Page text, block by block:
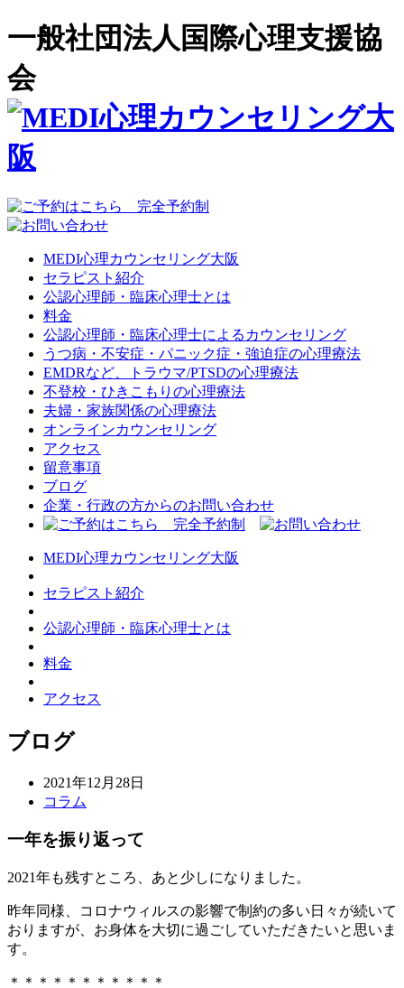
一般社団法人国際心理支援協
会
MEDI心理カウンセリング大阪
セラピスト紹介
公認心理師・臨床心理士とは
料金
公認心理師・臨床心理士によるカウンセリング
うつ病・不安症・パニック症・強迫症の心理療法
EMDRなど、トラウマ/PTSDの心理療法
不登校・ひきこもりの心理療法
夫婦・家族関係の心理療法
オンラインカウンセリング
アクセス
留意事項
ブログ
企業・行政の方からのお問い合わせ
MEDI心理カウンセリング大阪
セラピスト紹介
公認心理師・臨床心理士とは
料金
アクセス
ブログ
2021年12月28日
コラム
一年を振り返って
2021年も残すところ、あと少しになりました。
昨年同様、コロナウィルスの影響で制約の多い日々が続いて
おりますが、お身体を大切に過ごしていただきたいと思いま
す。
＊＊＊＊＊＊＊＊＊＊＊